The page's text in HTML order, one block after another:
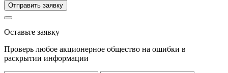
Отправить заявку
Оставьте заявку
Проверь любое акционерное общество на ошибки в
раскрытии информации